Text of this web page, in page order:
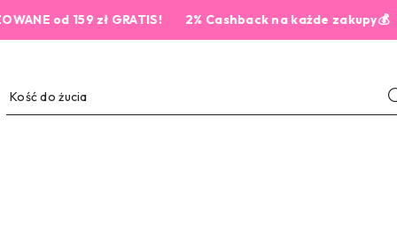
od 159 zł GRATIS! 2% Cashback na każde zakupy💰